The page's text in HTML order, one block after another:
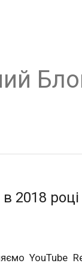
році
YouTube